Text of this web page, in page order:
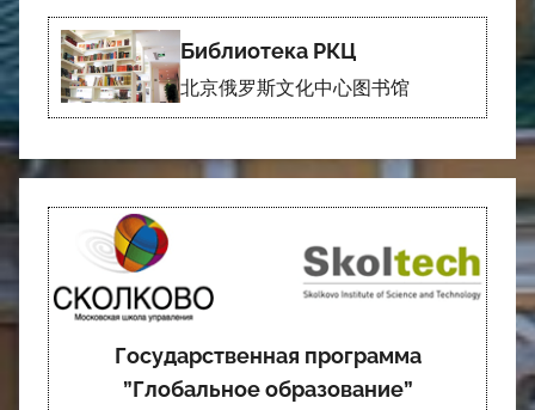
Библиотека РКЦ
北京俄罗斯文化中心图书馆
Государственная программа
”Глобальное образование”